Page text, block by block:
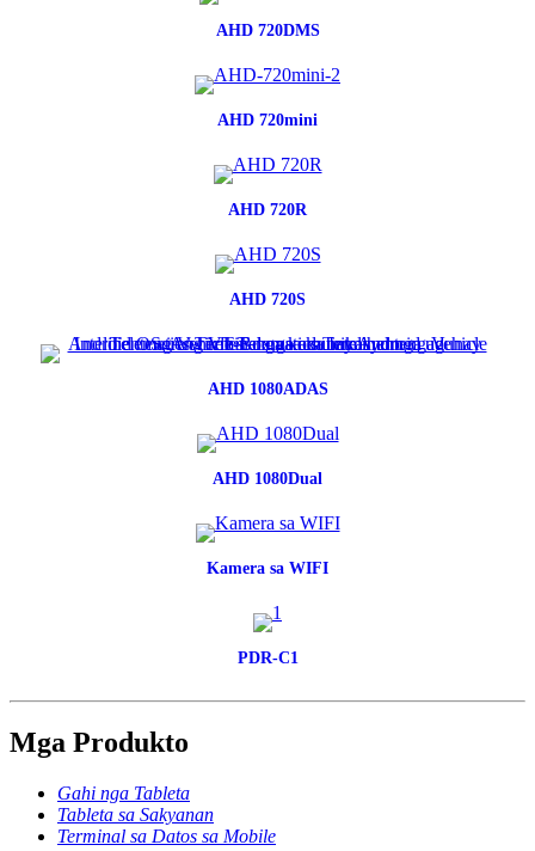
AHD 720DMS
AHD 720mini
AHD 720R
AHD 720S
AHD 1080ADAS
AHD 1080Dual
Kamera sa WIFI
PDR-C1
Mga Produkto
Gahi nga Tableta
Tableta sa Sakyanan
Terminal sa Datos sa Mobile